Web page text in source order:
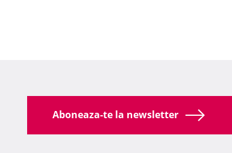
Aboneaza-te la newsletter